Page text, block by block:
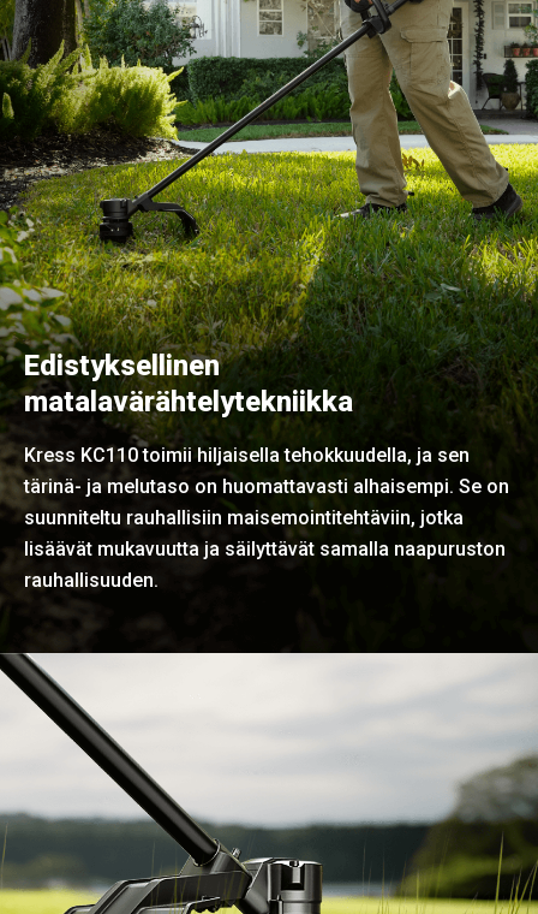
Edistyksellinen
matalavärähtelytekniikka
Kress KC110 toimii hiljaisella tehokkuudella, ja sen
tärinä- ja melutaso on huomattavasti alhaisempi. Se on
suunniteltu rauhallisiin maisemointitehtäviin, jotka
lisäävät mukavuutta ja säilyttävät samalla naapuruston
rauhallisuuden.